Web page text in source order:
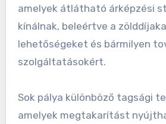
amelyek átlátható árképzési
kínálnak, beleértve a
lehetőségeket és bármilyen
szolgáltatásokért.
Sok pálya különböző tagsági
amelyek megtakarítást